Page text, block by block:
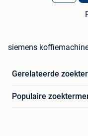
siemens
Gerelateerde
Populaire